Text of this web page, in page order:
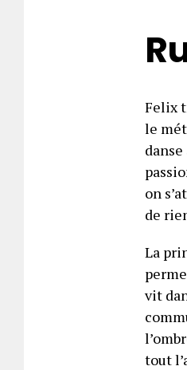
Felix
le
on
de
La
vit
tout